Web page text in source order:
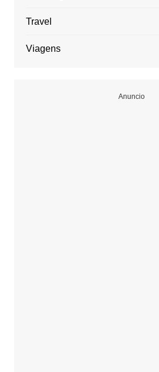
Travel
Viagens
Anuncio